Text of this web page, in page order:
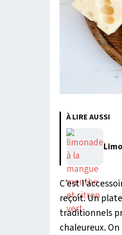
À LIRE AUSSI
C'est
reçoit. Un
traditionnels
chaleureux.